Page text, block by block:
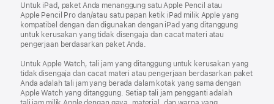
Untuk iPad, paket Anda menanggung satu Apple Pencil atau
Apple Pencil Pro dan/atau satu papan ketik iPad milik Apple yang
kompatibel dengan dan digunakan dengan iPad yang ditanggung
untuk kerusakan yang tidak disengaja dan cacat materi atau
pengerjaan berdasarkan paket Anda.
Untuk Apple Watch, tali jam yang ditanggung untuk kerusakan yang
tidak disengaja dan cacat materi atau pengerjaan berdasarkan paket
Anda adalah tali jam yang berada dalam kotak yang sama dengan
Apple Watch yang ditanggung. Setiap tali jam pengganti adalah